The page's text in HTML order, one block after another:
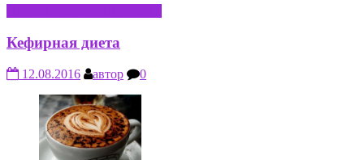
Кефирная диета
12.08.2016 автор 0